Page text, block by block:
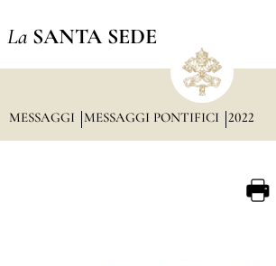
La SANTA SEDE
MESSAGGI MESSAGGI PONTIFICI 2022